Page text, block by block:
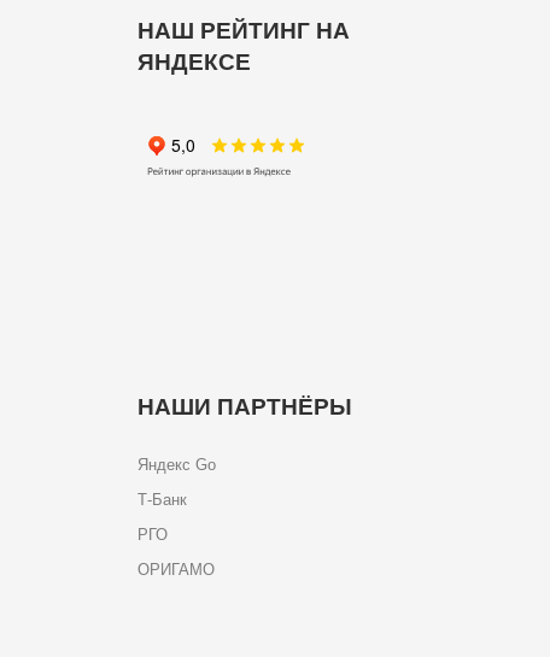
НАШ РЕЙТИНГ НА
ЯНДЕКСЕ
НАШИ ПАРТНЁРЫ
Яндекс Go
Т-Банк
РГО
ОРИГАМО